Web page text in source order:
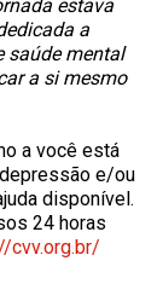
estava
a
saúde mental
a si mesmo
a você está
e/ou
disponível.
24 horas
cvv.org.br/